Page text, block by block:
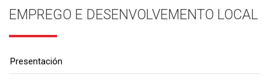
EMPREGO E DESENVOLVEMENTO LOCAL
Presentación